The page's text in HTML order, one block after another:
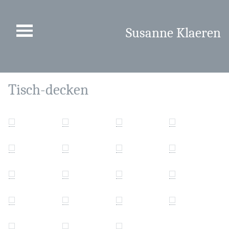
Susanne Klaeren
Tisch-decken